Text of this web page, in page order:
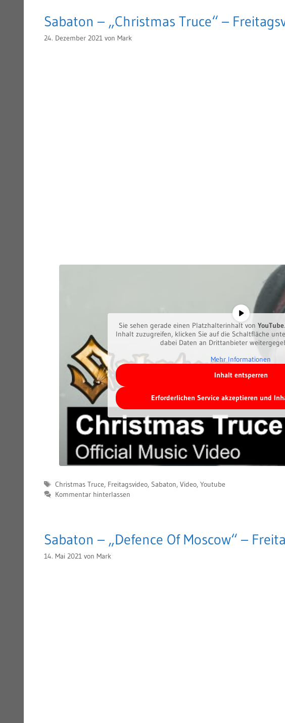
Sabaton – „Christmas Truce“ –
24. Dezember 2021 von Mark
Sie sehen gerade einen Platzhalterinhalt von YouTube
Inhalt zuzugreifen, klicken Sie auf die Schaltfläche
dabei Daten an Drittanbieter
Mehr Informationen
Inhalt entsperren
Erforderlichen Service akzeptieren und
Schlagwörter
Christmas Truce, Freitagsvideo, Sabaton, Video, Youtube
Kommentar hinterlassen
Sabaton – „Defence Of Moscow“ –
14. Mai 2021 von Mark